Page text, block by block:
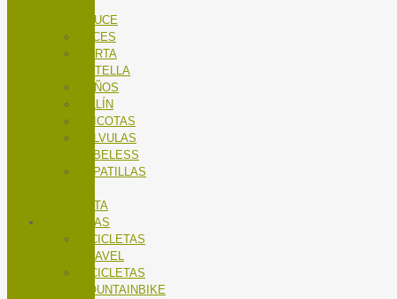
SAUCE
LUCES
PORTA
BOTELLA
PUÑOS
SILLÍN
TRICOTAS
VALVULAS
TUBELESS
ZAPATILLAS
RUTA
BICICLETAS
BICICLETAS
GRAVEL
BICICLETAS
MOUNTAINBIKE